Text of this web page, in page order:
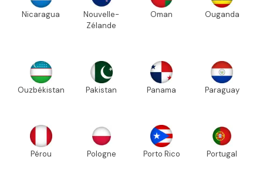
Nicaragua
Nouvelle-
Zélande
Oman Ouganda
Ouzbékistan Pakistan Panama Paraguay
Pérou Pologne Porto Rico Portugal